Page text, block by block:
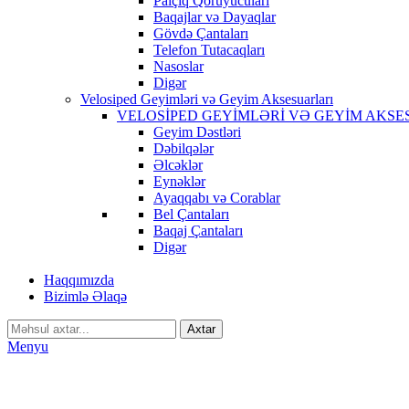
Baqajlar və Dayaqlar
Gövdə Çantaları
Telefon Tutacaqları
Nasoslar
Digər
Velosiped Geyimləri və Geyim Aksesuarları
VELOSİPED GEYİMLƏRİ VƏ GEYİM
Geyim Dəstləri
Dəbilqələr
Əlcəklər
Eynəklər
Ayaqqabı və Corablar
Bel Çantaları
Baqaj Çantaları
Digər
Haqqımızda
Bizimlə Əlaqə
Axtar
Menyu